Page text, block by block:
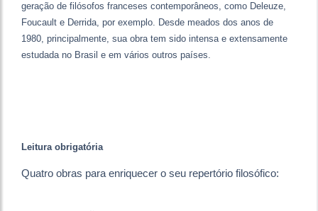
geração de filósofos franceses contemporâneos, como Deleuze,
Foucault e Derrida, por exemplo. Desde meados dos anos de
1980, principalmente, sua obra tem sido intensa e extensamente
estudada no Brasil e em vários outros países.
Leitura obrigatória
Quatro obras para enriquecer o seu repertório filosófico: